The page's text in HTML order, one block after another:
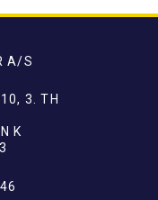
A/S
3. TH
K